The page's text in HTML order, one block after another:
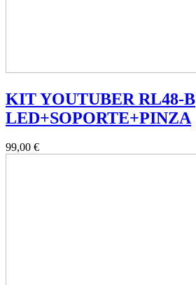
KIT YOUTUBER RL48-B
LED+SOPORTE+PINZA
99,00 €